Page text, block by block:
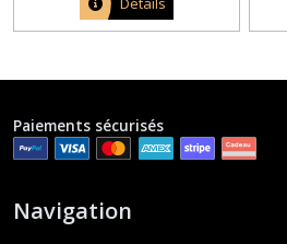
Paiements sécurisés
Navigation